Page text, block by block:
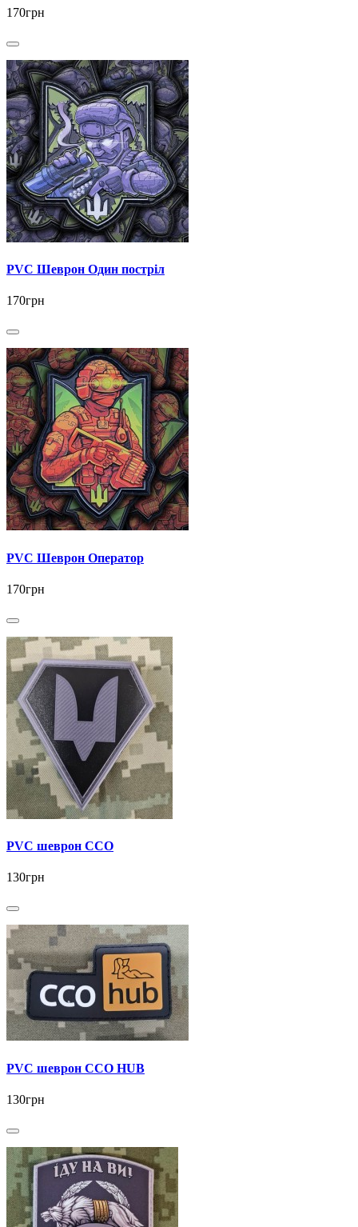
170грн
PVC Шеврон Один постріл
170грн
PVC Шеврон Оператор
170грн
PVC шеврон ССО
130грн
PVC шеврон ССО HUB
130грн